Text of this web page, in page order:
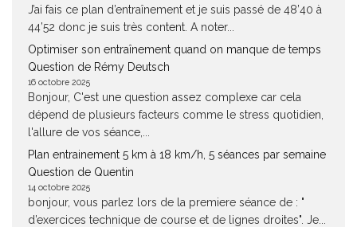
J’ai fais ce plan d’entraînement et je suis passé de 48’40 à
44’52 donc je suis très content. A noter...
Optimiser son entraînement quand on manque de temps
Question de Rémy Deutsch
16 octobre 2025
Bonjour, C'est une question assez complexe car cela
dépend de plusieurs facteurs comme le stress quotidien,
l'allure de vos séance,...
Plan entrainement 5 km à 18 km/h, 5 séances par semaine
Question de Quentin
14 octobre 2025
bonjour, vous parlez lors de la premiere séance de : "
d’exercices technique de course et de lignes droites". Je...